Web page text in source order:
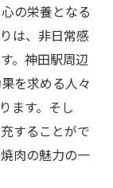
の栄養となる
は、非日常感
。神田駅周辺
を求める人々
ます。そし
することがで
肉の魅力の一